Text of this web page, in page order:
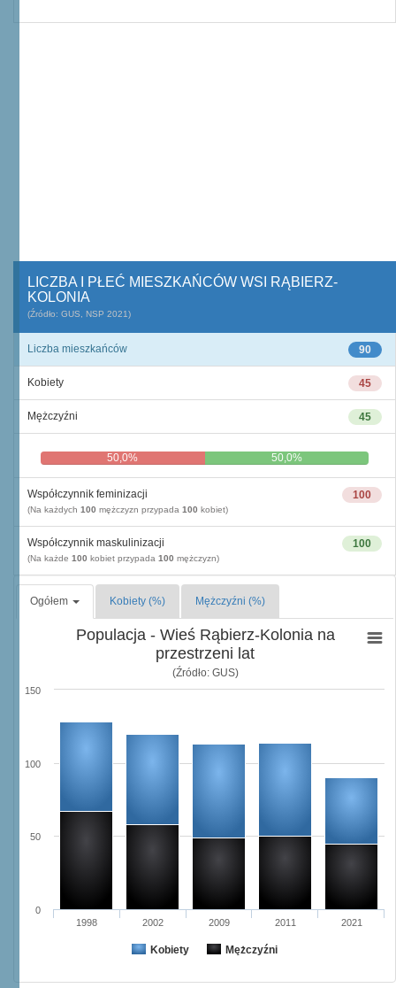
LICZBA I PŁEĆ MIESZKAŃCÓW WSI RĄBIERZ-
KOLONIA
(Źródło: GUS, NSP 2021)
90
Liczba mieszkańców
45
Kobiety
45
Mężczyźni
50,0% 50,0%
100
Współczynnik feminizacji
(Na każdych 100 mężczyzn przypada 100 kobiet)
100
Współczynnik maskulinizacji
(Na każde 100 kobiet przypada 100 mężczyzn)
Ogółem Kobiety (%) Mężczyźni (%)
Populacja - Wieś Rąbierz-Kolonia na
przestrzeni lat
(Źródło: GUS)
Kobiety Mężczyźni
1998 2002 2009 2011 2021
0
50
100
150